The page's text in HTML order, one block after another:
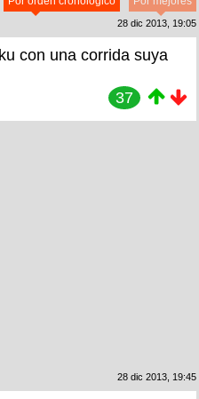
28 dic 2013, 19:05
con una corrida suya
37
28 dic 2013, 19:45